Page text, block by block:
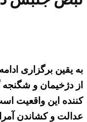
به یقین برگزاری
از دژخیمان و شگنجه
کننده این واقعیت
عدالت و کشاندن